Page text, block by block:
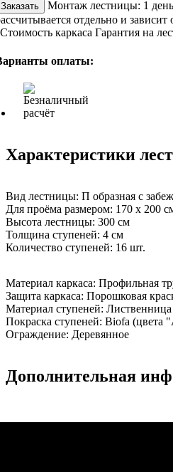
Заказать Монтаж лестницы: 1 день
отдельно и
Стоимость каркаса Гарантия на
оплаты:
Характеристики
Вид лестницы: П образная с
Для проёма размером: 170 х 200
Высота лестницы: 300 см
Толщина ступеней: 4 см
Количество ступеней: 16 шт.
Материал каркаса: Профильная
Защита каркаса: Порошковая
Материал ступеней: Лиственница
Покраска ступеней: Biofa (цвета
Ограждение: Деревянное
Дополнительная